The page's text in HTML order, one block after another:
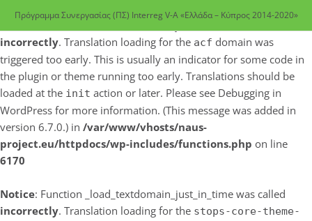
incorrectly. Translation loading for the acf domain was
triggered too early. This is usually an indicator for some code in
the plugin or theme running too early. Translations should be
loaded at the init action or later. Please see Debugging in
WordPress for more information. (This message was added in
version 6.7.0.) in /var/www/vhosts/naus-
project.eu/httpdocs/wp-includes/functions.php on line
6170
Notice: Function _load_textdomain_just_in_time was called
incorrectly. Translation loading for the stops-core-theme-
Πρόγραμμα Συνεργασίας (ΠΣ) Interreg V-A «Ελλάδα – Κύπρος 2014-2020»